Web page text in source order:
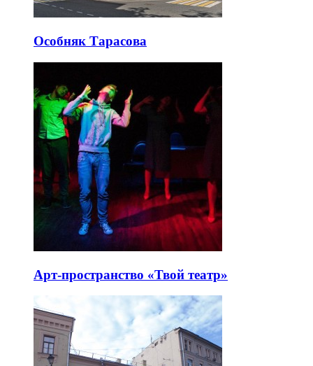
Особняк Тарасова
Арт-пространство «Твой театр»